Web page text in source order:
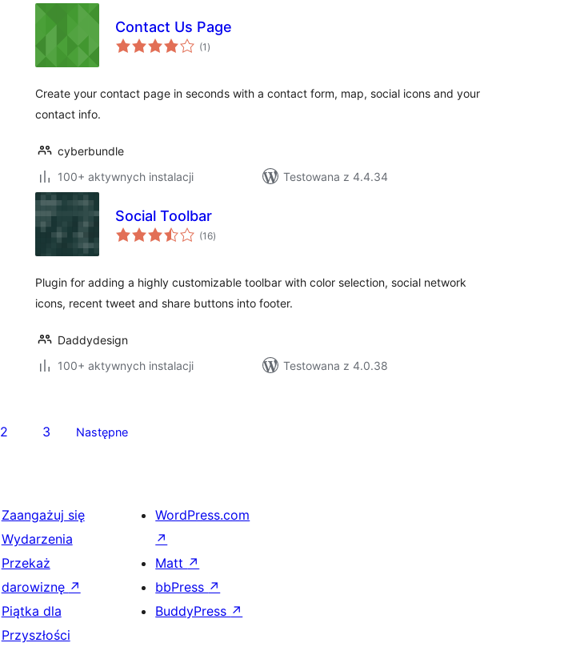
Contact Us Page
(1 wszystkich
ocen
)
Create your contact page in seconds with a contact form, map, social icons and your
contact info.
cyberbundle
100+ aktywnych instalacji
Testowana z 4.4.34
Social Toolbar
(16wszystkich
ocen
)
Plugin for adding a highly customizable toolbar with color selection, social network
icons, recent tweet and share buttons into footer.
Daddydesign
100+ aktywnych instalacji
Testowana z 4.0.38
2 3 Następne
Zaangażuj się
Wydarzenia
Przekaż
darowiznę ↗
Piątka dla
Przyszłości
WordPress.com
↗
Matt ↗
bbPress ↗
BuddyPress ↗